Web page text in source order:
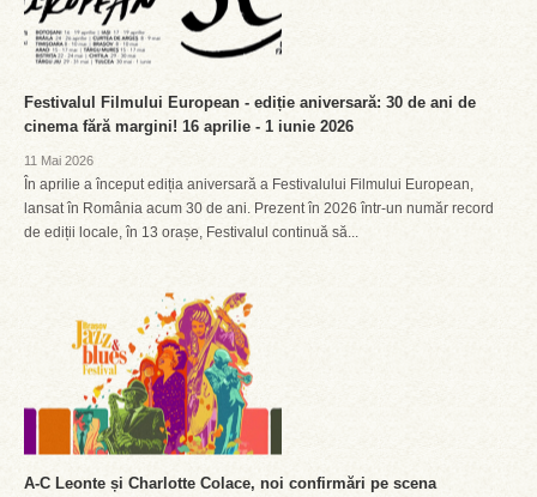
Festivalul Filmului European - ediție aniversară: 30 de ani de
cinema fără margini! 16 aprilie - 1 iunie 2026
11 Mai 2026
În aprilie a început ediția aniversară a Festivalului Filmului European,
lansat în România acum 30 de ani. Prezent în 2026 într-un număr record
de ediții locale, în 13 orașe, Festivalul continuă să...
A-C Leonte și Charlotte Colace, noi confirmări pe scena